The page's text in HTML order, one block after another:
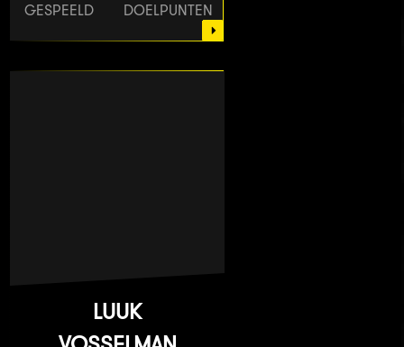
GESPEELD
DOELPUNTEN
LUUK